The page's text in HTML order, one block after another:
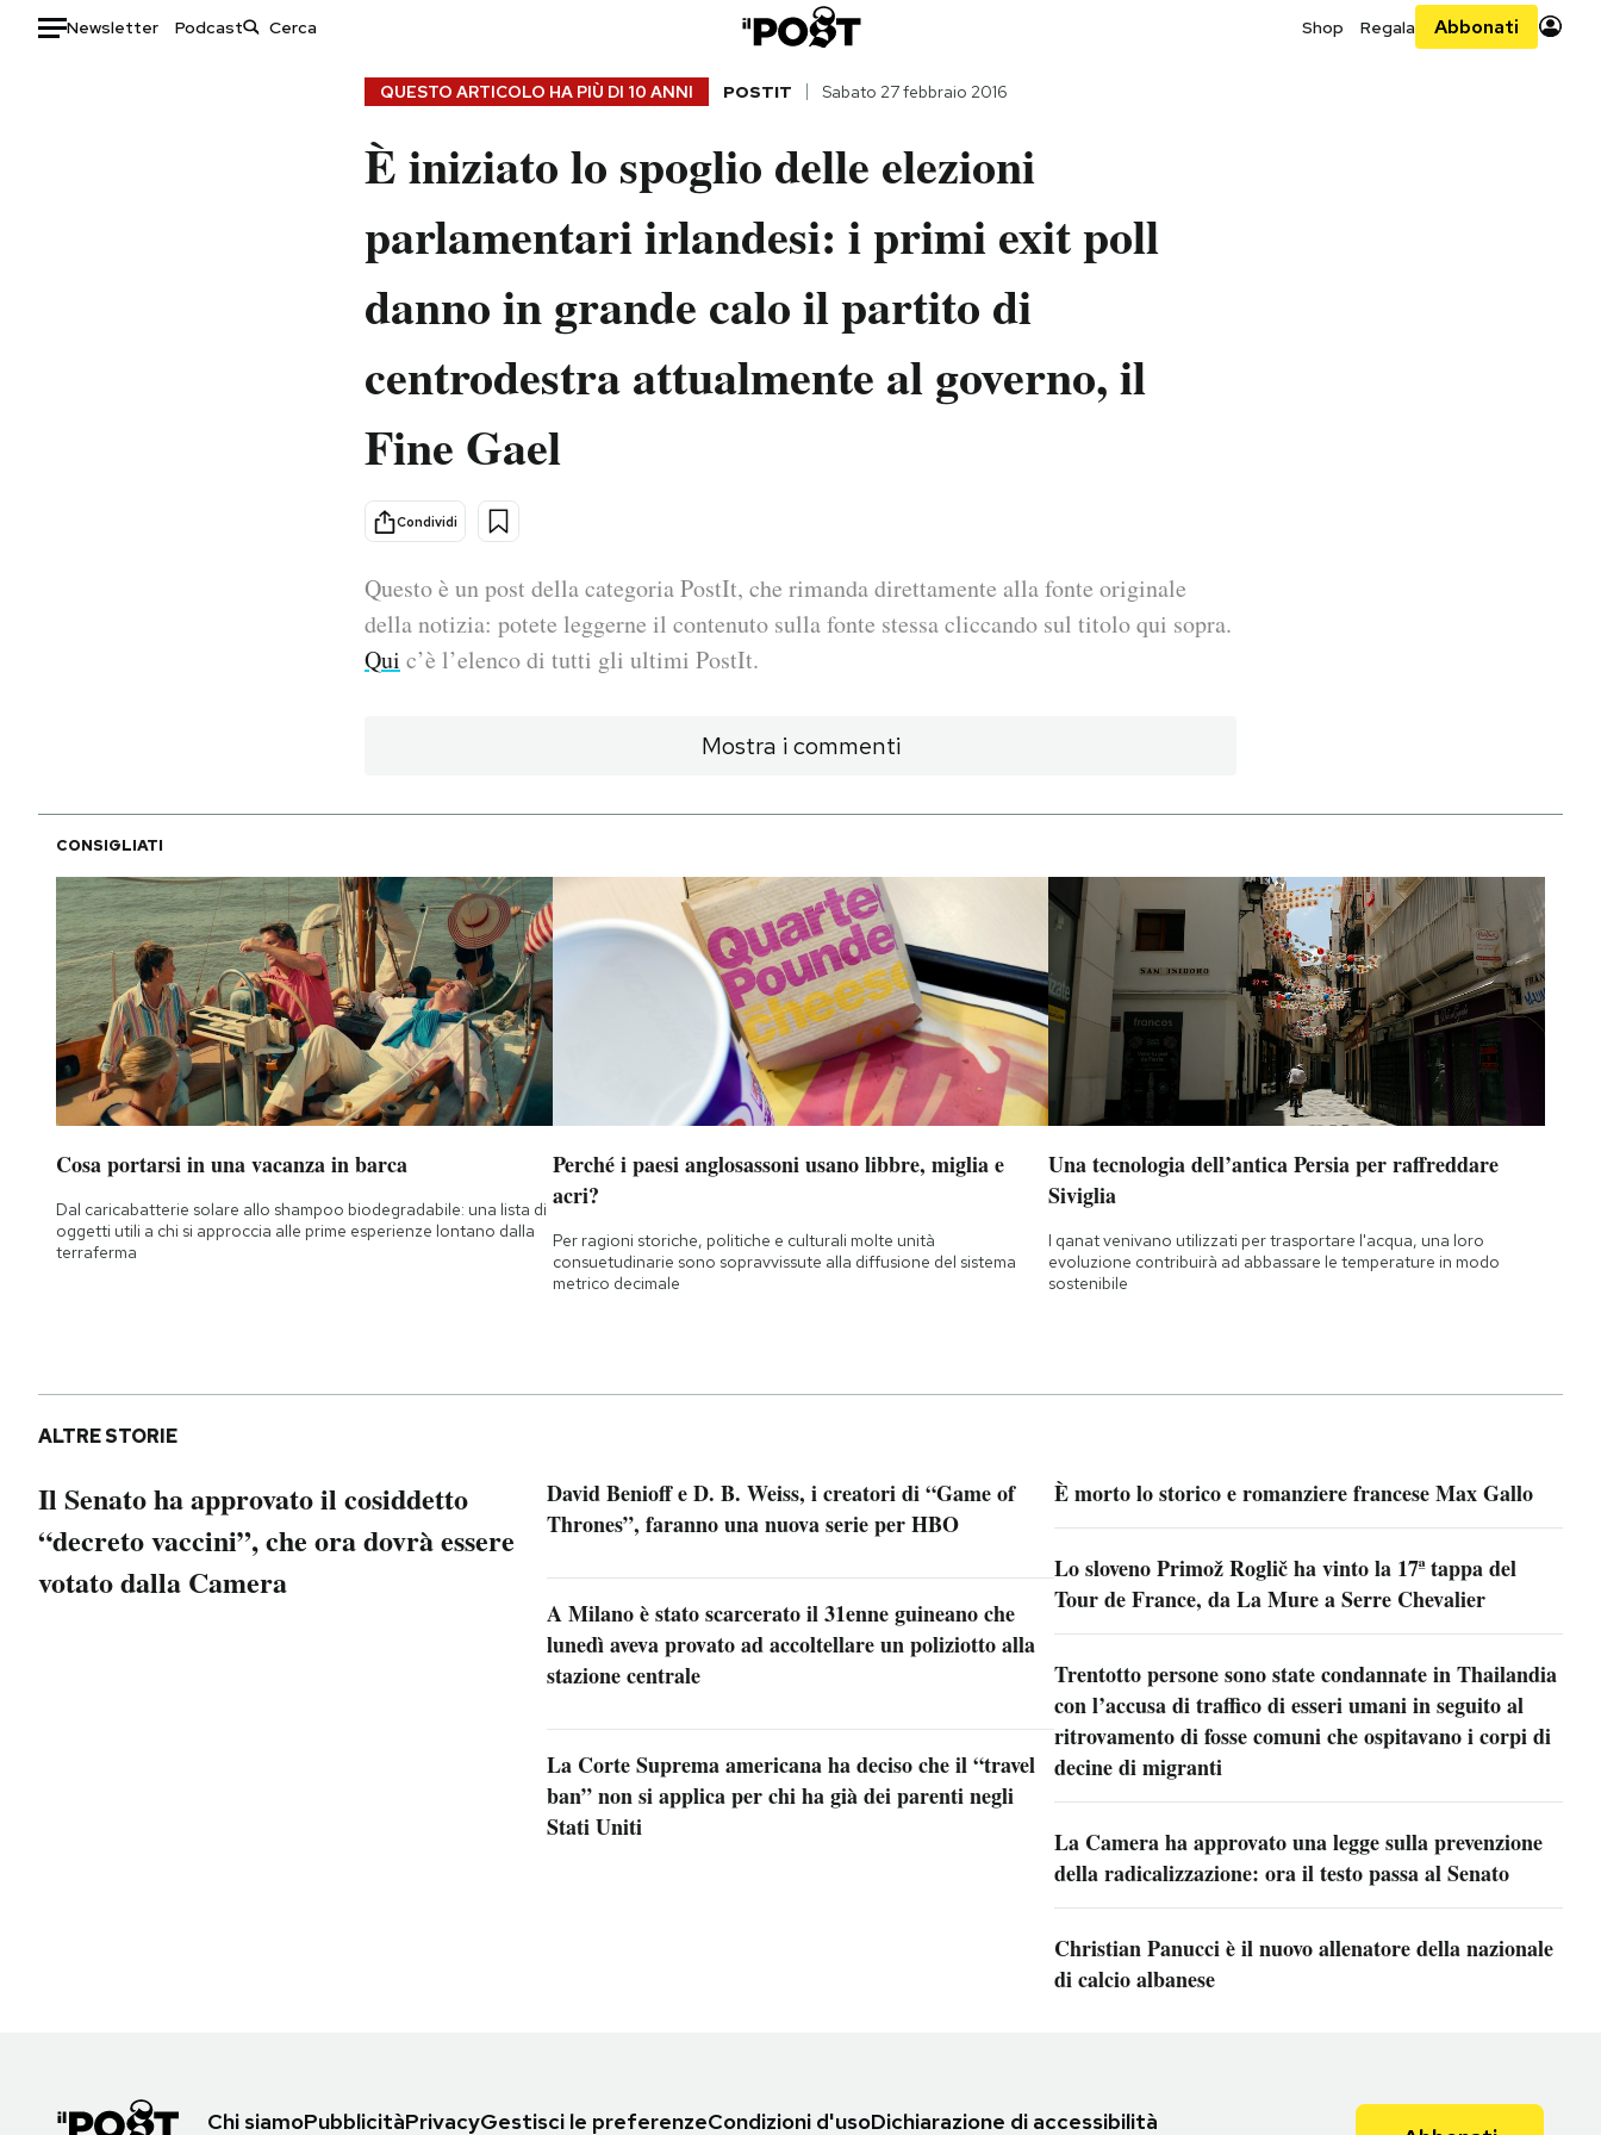
Newsletter Podcast Shop Regala Abbonati
Consumismi
Storie/Idee
Altrecose
SHOP
CALENDARIO
AREA PERSONALE
Area Personale
Newsletter
Notifiche mobile
Regala il Post
Esci
QUESTO ARTICOLO HA PIÙ DI 10 ANNI POSTIT Sabato 27 febbraio 2016
È iniziato lo spoglio delle elezioni
parlamentari irlandesi: i primi exit poll
danno in grande calo il partito di
centrodestra attualmente al governo, il
Fine Gael
Condividi
Questo è un post della categoria PostIt, che rimanda direttamente alla fonte originale
della notizia: potete leggerne il contenuto sulla fonte stessa cliccando sul titolo qui sopra.
Qui c’è l’elenco di tutti gli ultimi PostIt.
Mostra i commenti
CONSIGLIATI
Cosa portarsi in una vacanza in barca
Dal caricabatterie solare allo shampoo biodegradabile: una lista di
oggetti utili a chi si approccia alle prime esperienze lontano dalla
terraferma
Perché i paesi anglosassoni usano libbre, miglia e
acri?
Per ragioni storiche, politiche e culturali molte unità
consuetudinarie sono sopravvissute alla diffusione del sistema
metrico decimale
Una tecnologia dell’antica Persia per raffreddare
Siviglia
I qanat venivano utilizzati per trasportare l'acqua, una loro
evoluzione contribuirà ad abbassare le temperature in modo
sostenibile
ALTRE STORIE
Il Senato ha approvato il cosiddetto
“decreto vaccini”, che ora dovrà essere
votato dalla Camera
David Benioff e D. B. Weiss, i creatori di “Game of
Thrones”, faranno una nuova serie per HBO
A Milano è stato scarcerato il 31enne guineano che
lunedì aveva provato ad accoltellare un poliziotto alla
stazione centrale
La Corte Suprema americana ha deciso che il “travel
ban” non si applica per chi ha già dei parenti negli
Stati Uniti
È morto lo storico e romanziere francese Max Gallo
Lo sloveno Primož Roglič ha vinto la 17ª tappa del
Tour de France, da La Mure a Serre Chevalier
Trentotto persone sono state condannate in Thailandia
con l’accusa di traffico di esseri umani in seguito al
ritrovamento di fosse comuni che ospitavano i corpi di
decine di migranti
La Camera ha approvato una legge sulla prevenzione
della radicalizzazione: ora il testo passa al Senato
Christian Panucci è il nuovo allenatore della nazionale
di calcio albanese
Chi siamoPubblicitàPrivacyGestisci le preferenzeCondizioni d'usoDichiarazione di accessibilità